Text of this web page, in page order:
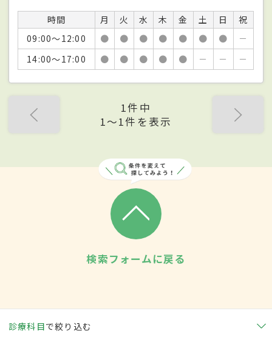
時間 月 火 水 木 金 土 日
祝
09:00～12:00
● ● ● ● ● ● ●
－
14:00～17:00
● ● ● ● ● － － －
1件中
1〜1件を表示
検索フォームに戻る
診療科目で絞り込む